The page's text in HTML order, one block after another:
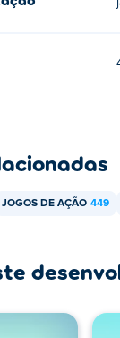
JOGOS DE AÇÃO 449